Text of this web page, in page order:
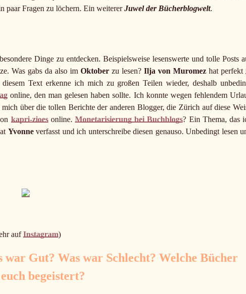
paar Fragen zu löchern. Ein weitererJuwel der Bücherblogwelt.
Dinge zu entdecken. Beispielsweise lesenswerte und tolle Posts
Was gabs da also im Oktober zu lesen? Ilja von Muromez hat perfekt
Text erkenne ich mich zu großen Teilen wieder, deshalb
online, den man gelesen haben sollte. Ich konnte wegen fehlendem
über die tollen Berichte der anderen Blogger, die Zürich auf diese
kapri-zioesonline.Monetarisierung bei Buchblogs? Ein Thema, das
Yvonneverfasst und ich unterschreibe diesen genauso. Unbedingt lesen
aufInstagram)
Gut? Was war Schlecht? Welche Bücher
begeistert?